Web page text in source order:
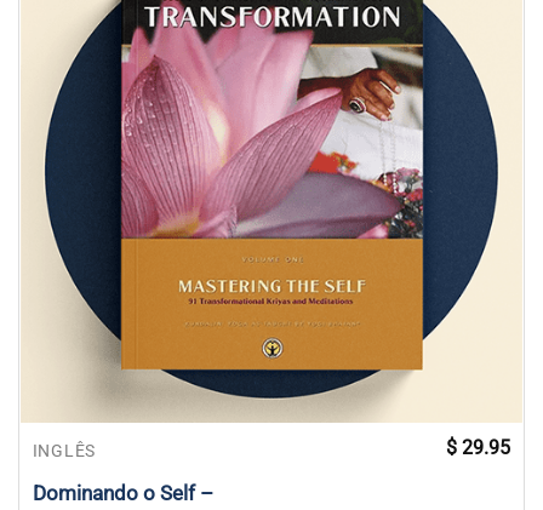
INGLÊS
Dominando o Self –
$ 29.95